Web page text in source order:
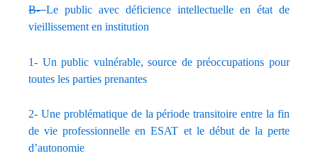
B-Le public avec déficience intellectuelle en état de
vieillissement en institution
1- Un public vulnérable, source de préoccupations pour
toutes les parties prenantes
2- Une problématique de la période transitoire entre la fin
de vie professionnelle en ESAT et le début de la perte
d’autonomie